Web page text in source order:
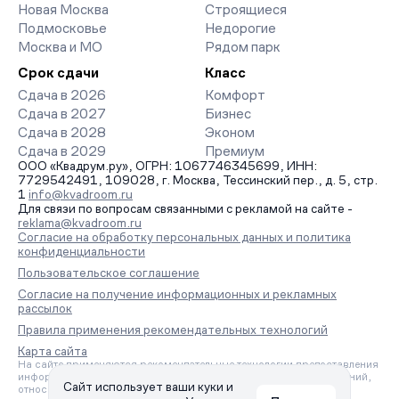
Новая Москва
Подмосковье
Москва и МО
Строящиеся
Недорогие
Рядом парк
Срок сдачи
Сдача в 2026
Сдача в 2027
Сдача в 2028
Сдача в 2029
Класс
Комфорт
Бизнес
Эконом
Премиум
ООО «Квадрум.ру», ОГРН: 1067746345699, ИНН:
7729542491, 109028, г. Москва, Тессинский пер., д. 5, стр.
1 info@kvadroom.ru
Для связи по вопросам связанными с рекламой на сайте -
reklama@kvadroom.ru
Согласие на обработку персональных данных и политика
конфиденциальности
Пользовательское соглашение
Согласие на получение информационных и рекламных
рассылок
Правила применения рекомендательных технологий
Карта сайта
На сайте применяются рекомендательные технологии предоставления
информации на основе сбора, систематизации и анализа сведений,
относящихся к предпочтениям пользователей сети «Интернет»,
Сайт использует ваши куки и